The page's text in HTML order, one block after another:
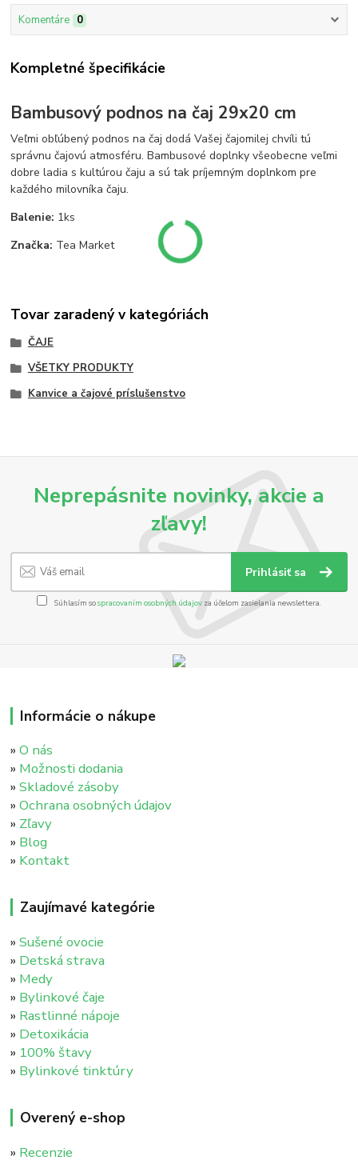
Komentáre 0
Kompletné špecifikácie
Bambusový podnos na čaj 29x20 cm
Veľmi obľúbený podnos na čaj dodá Vašej čajomilej chvíli tú
správnu čajovú atmosféru. Bambusové doplnky všeobecne veľmi
dobre ladia s kultúrou čaju a sú tak príjemným doplnkom pre
každého milovníka čaju.
Balenie: 1ks
Značka: Tea Market
Tovar zaradený v kategóriách
ČAJE
VŠETKY PRODUKTY
Kanvice a čajové príslušenstvo
Neprepásnite novinky, akcie a
zľavy!
Prihlásiť sa
Súhlasím sospracovaním osobných údajov za účelom zasielania newslettera.
Informácie o nákupe
»O nás
» Možnosti dodania
»Skladové zásoby
»Ochrana osobných údajov
» Zľavy
» Blog
» Kontakt
Zaujímavé kategórie
»Sušené ovocie
» Detská strava
» Medy
» Bylinkové čaje
» Rastlinné nápoje
» Detoxikácia
» 100% štavy
» Bylinkové tinktúry
Overený e-shop
» Recenzie